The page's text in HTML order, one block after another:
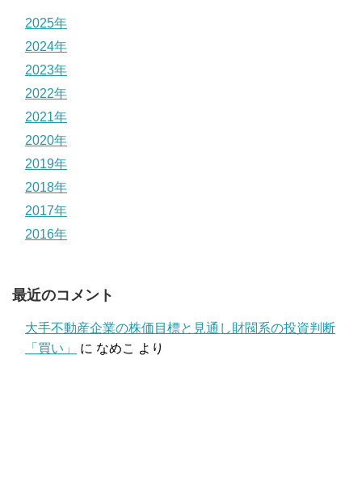
2025年
2024年
2023年
2022年
2021年
2020年
2019年
2018年
2017年
2016年
最近のコメント
大手不動産企業の株価目標と見通し財閥系の投資判断
「買い」
に なめこ より